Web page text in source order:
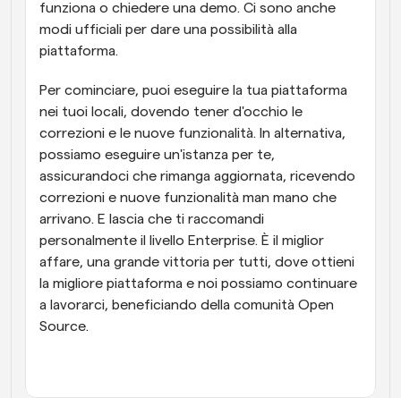
funziona o chiedere una demo. Ci sono anche
modi ufficiali per dare una possibilità alla
piattaforma.
Per cominciare, puoi eseguire la tua piattaforma
nei tuoi locali, dovendo tener d'occhio le
correzioni e le nuove funzionalità. In alternativa,
possiamo eseguire un'istanza per te,
assicurandoci che rimanga aggiornata, ricevendo
correzioni e nuove funzionalità man mano che
arrivano. E lascia che ti raccomandi
personalmente il livello Enterprise. È il miglior
affare, una grande vittoria per tutti, dove ottieni
la migliore piattaforma e noi possiamo continuare
a lavorarci, beneficiando della comunità Open
Source.